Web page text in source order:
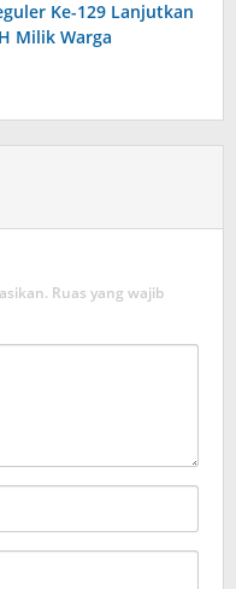
Ke-129 Lanjutkan
Milik Warga
Ruas yang wajib